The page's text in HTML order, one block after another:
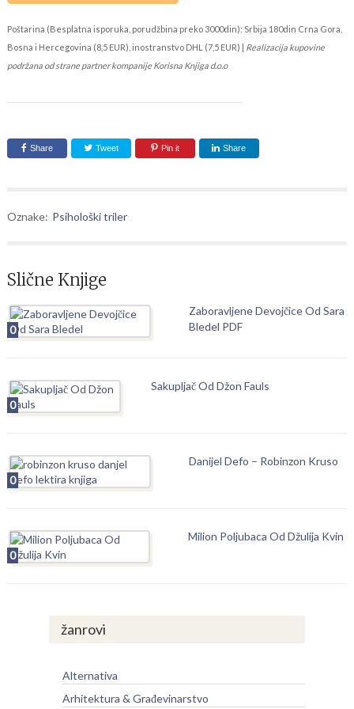
Poštarina (Besplatna isporuka, porudžbina preko 3000din): Srbija 180din Crna Gora,
Bosna i Hercegovina (8,5 EUR), inostranstvo DHL (7,5 EUR) | Realizacija kupovine
podržana od strane partner kompanije Korisna Knjiga d.o.o
Share Tweet Pin it Share
Oznake: Psihološki triler
Slične Knjige
0
Zaboravljene Devojčice Od Sara
Bledel PDF
0
Sakupljač Od Džon Fauls
0
Danijel Defo – Robinzon Kruso
0
Milion Poljubaca Od Džulija Kvin
žanrovi
Alternativa
Arhitektura & Građevinarstvo